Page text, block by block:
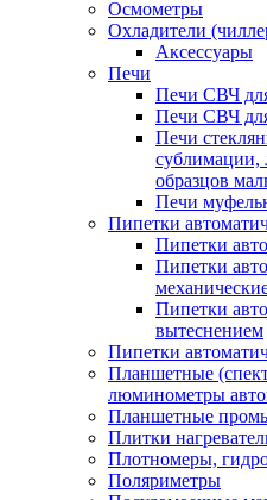
Осмометры
Охладители
Аксессуары
Печи
Печи СВЧ
Печи СВЧ
Печи
сублимации,
образцов
Печи
Пипетки
Пипетки
Пипетки
Пипетки
вытеснением
Пипетки
Планшетные
люминометры
Планшетные
Плитки
Плотномеры,
Поляриметры